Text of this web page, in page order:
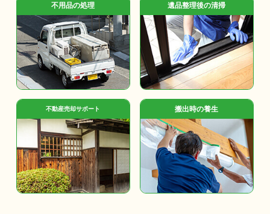
不用品の処理 遺品整理後の清掃
不動産売却サポート 搬出時の養生